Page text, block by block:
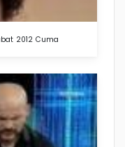
2012 Cuma